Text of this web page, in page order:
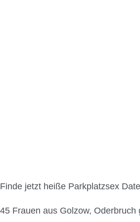
Finde jetzt heiße Parkplatzsex
45 Frauen aus Golzow, Oderbruch